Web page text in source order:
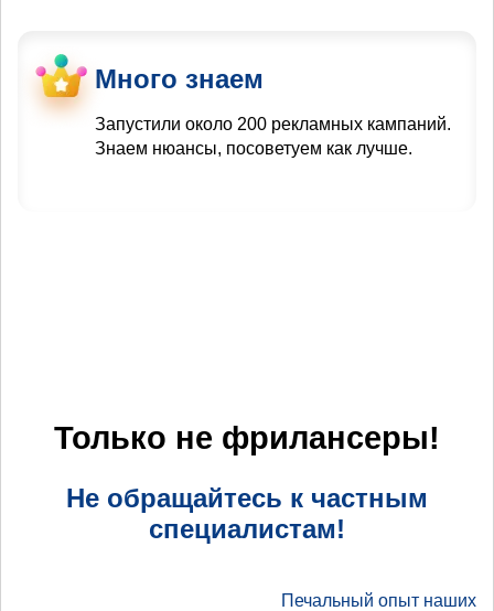
Много знаем
Запустили около 200 рекламных кампаний.
Знаем нюансы, посоветуем как лучше.
Только не фрилансеры!
Не обращайтесь к частным
специалистам!
Печальный опыт наших